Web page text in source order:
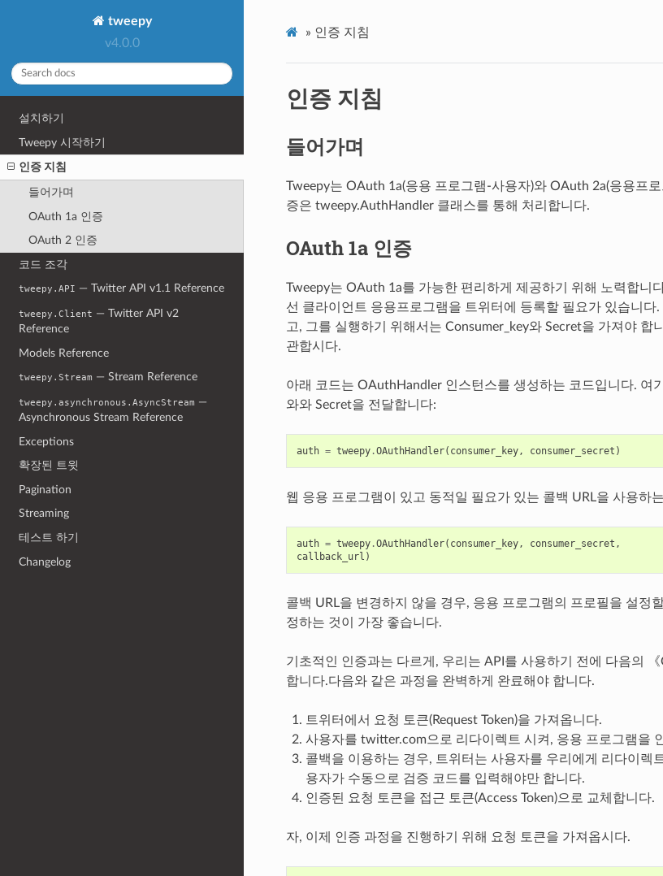
tweepy
v4.0.0
설치하기
Tweepy 시작하기
인증 지침
들어가며
OAuth 1a 인증
OAuth 2 인증
코드 조각
tweepy.API — Twitter API v1.1 Reference
tweepy.Client — Twitter API v2
Reference
Models Reference
tweepy.Stream — Stream Reference
tweepy.asynchronous.AsyncStream —
Asynchronous Stream Reference
Exceptions
확장된 트윗
Pagination
Streaming
테스트 하기
Changelog
» 인증 지침
인증 지침
들어가며
Tweepy는 OAuth 1a(응용 프로그램-사용자)와 OAuth 2a(응용프
증은 tweepy.AuthHandler 클래스를 통해 처리합니다.
OAuth 1a 인증
Tweepy는 OAuth 1a를 가능한 편리하게 제공하기 위해 노력합니
선 클라이언트 응용프로그램을 트위터에 등록할 필요가 있습니다
고, 그를 실행하기 위해서는 Consumer_key와 Secret을 가져야 합
관합시다.
아래 코드는 OAuthHandler 인스턴스를 생성하는 코드입니다. 여
와와 Secret을 전달합니다:
auth = tweepy.OAuthHandler( consumer_key, consumer_secret )
웹 응용 프로그램이 있고 동적일 필요가 있는 콜백 URL을 사용하
auth = tweepy.OAuthHandler( consumer_key, consumer_secret ,
callback_url )
콜백 URL을 변경하지 않을 경우, 응용 프로그램의 프로필을 설정
정하는 것이 가장 좋습니다.
기초적인 인증과는 다르게, 우리는 API를 사용하기 전에 다음의
합니다.다음와 같은 과정을 완벽하게 완료해야 합니다.
트위터에서 요청 토큰(Request Token)을 가져옵니다.
사용자를 twitter.com으로 리다이렉트 시켜, 응용 프로그램을
콜백을 이용하는 경우, 트위터는 사용자를 우리에게 리다이렉
용자가 수동으로 검증 코드를 입력해야만 합니다.
인증된 요청 토큰을 접근 토큰(Access Token)으로 교체합니다.
자, 이제 인증 과정을 진행하기 위해 요청 토큰을 가져옵시다.